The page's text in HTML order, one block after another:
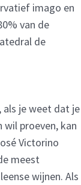
imago en
van de
de
als je weet dat je
wil proeven, kan
Victorino
meest
wijnen. Als